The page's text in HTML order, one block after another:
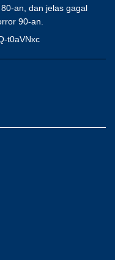
an, dan jelas gagal
90-an.
t0aVNxc